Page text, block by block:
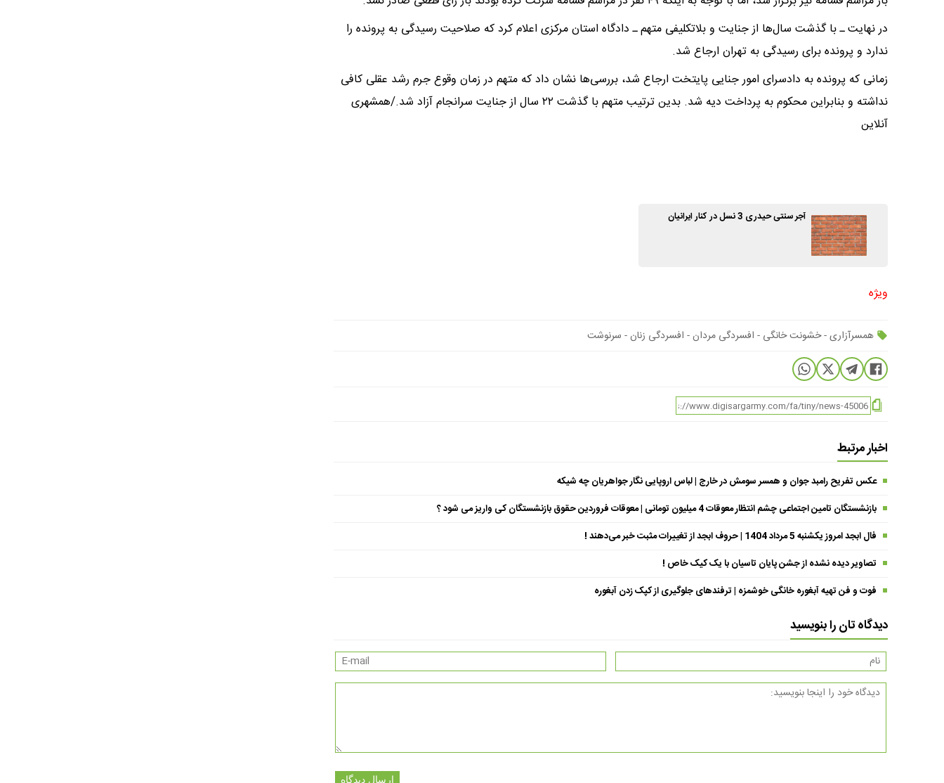
در نهایت ـ با گذشت سال‌ها از جنایت و بلاتکلیفی متهم ـ دادگاه استان مرکزی اعلام کرد که صلاحیت رسیدگی به پرونده را
ندارد و پرونده برای رسیدگی به تهران ارجاع شد.
زمانی که پرونده به دادسرای امور جنایی پایتخت ارجاع شد، بررسی‌ها نشان داد که متهم در زمان وقوع جرم رشد عقلی کافی
نداشته و بنابراین محکوم به پرداخت دیه شد. بدین ترتیب متهم با گذشت ۲۲ سال از جنایت سرانجام آزاد شد./همشهری
آنلاین
آجر سنتی حیدری 3 نسل در کنار ایرانیان
ویژه
همسرآزاری - خشونت خانگی - افسردگی مردان - افسردگی زنان - سرنوشت
اخبار مرتبط
عکس تفریح رامبد جوان و همسر سومش در خارج | لباس اروپایی نگار جواهریان چه شیکه
بازنشستگان تامین اجتماعی چشم انتظار معوقات 4 میلیون تومانی | معوقات فروردین حقوق بازنشستگان کی واریز می شود ؟
فال ابجد امروز یکشنبه 5 مرداد 1404 | حروف ابجد از تغییرات مثبت خبر می‌دهند !
تصاویر دیده نشده از جشن پایان تاسیان با یک کیک خاص !
فوت و فن تهیه آبغوره خانگی خوشمزه | ترفندهای جلوگیری از کپک زدن آبغوره
دیدگاه تان را بنویسید
ارسال دیدگاه